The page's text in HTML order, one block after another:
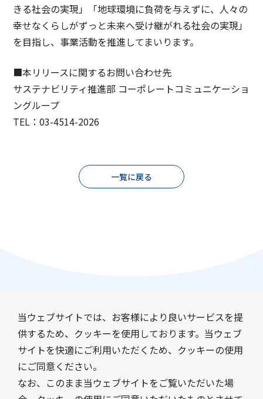
きる社会の実現」「地球環境に負荷を与えずに、人々の
幸せなくらしがずっと未来へ受け継がれる社会の実現」
を目指し、事業活動を推進してまいります。
■本リリースに関するお問い合わせ先
サステナビリティ推進部 コーポレートコミュニケーショ
ングループ
TEL：03-4514-2026
一覧に戻る
会社情報
事業紹介
サステナビリティ
採用情報
ニュース
当ウェブサイトでは、お客様により良いサービスを提
供するため、クッキーを使用しております。当ウェブ
サイトを快適にご利用いただくため、クッキーの使用
にご同意ください。
なお、このまま当ウェブサイトをご覧いただいた場